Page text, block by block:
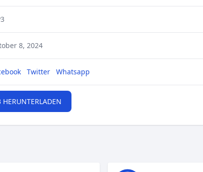
8, 2024
Twitter Whatsapp
HERUNTERLADEN